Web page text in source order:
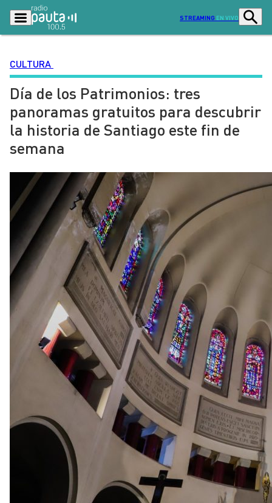
STREAMING EN VIVO
Podcasts
Lo Último Actualidad
Ciudad Economía
Tendencias Deportes
Entretención y Cultura
Dato en Pauta
Contenido Patrocinado
CULTURA
Día de los Patrimonios: tres
panoramas gratuitos para descubrir
la historia de Santiago este fin de
semana